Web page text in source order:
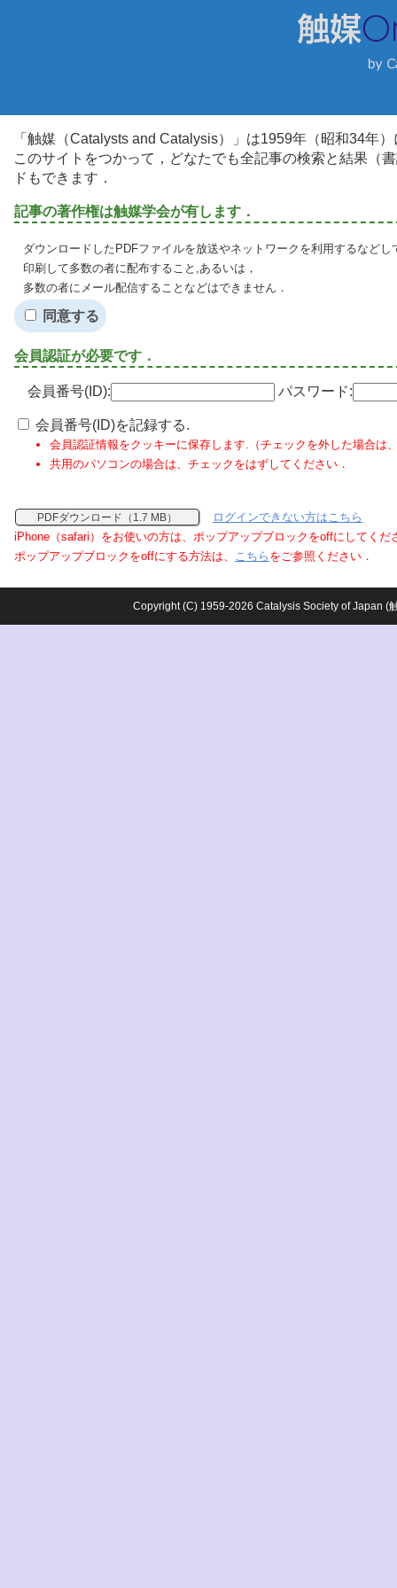
「触媒（Catalysts and Catalysis）」は1959年（昭和34年
このサイトをつかって，どなたでも全記事の検索と結果（
ドもできます．
記事の著作権は触媒学会が有します．
ダウンロードしたPDFファイルを放送やネットワークを利用するなど
印刷して多数の者に配布すること,あるいは，
多数の者にメール配信することなどはできません．
同意する
会員認証が必要です．
会員番号(ID): パスワード:
会員番号(ID)を記録する.
会員認証情報をクッキーに保存します.（チェックを外した場合は
共用のパソコンの場合は、チェックをはずしてください．
PDFダウンロード（1.7 MB）
ログインできない方はこちら
iPhone（safari）をお使いの方は、ポップアップブロックをoffにしてくだ
ポップアップブロックをoffにする方法は、 こちら をご参照ください．
Copyright (C) 1959-2026 Catalysis Society of Japan (